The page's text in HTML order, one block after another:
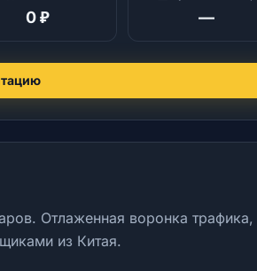
0 ₽ —
Отлаженная воронка трафика,
из Китая.